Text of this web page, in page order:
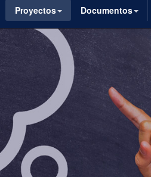
Proyectos Documentos